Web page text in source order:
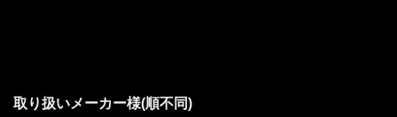
取り扱いメーカー様(順不同)